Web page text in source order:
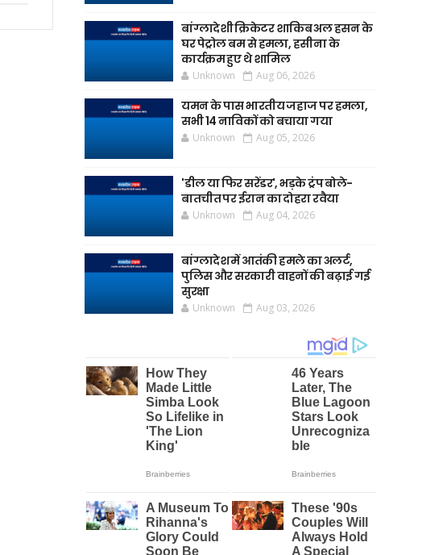
बांग्लादेशी क्रिकेटर शाकिब अल हसन के
घर पेट्रोल बम से हमला, हसीना के
कार्यक्रम हुए थे शामिल
Unknown Aug 06, 2026
यमन के पास भारतीय जहाज पर हमला,
सभी 14 नाविकों को बचाया गया
Unknown Aug 05, 2026
'डील या फिर सरेंडर', भड़के ट्रंप बोले-
बातचीत पर ईरान का दोहरा रवैया
Unknown Aug 04, 2026
बांग्लादेश में आतंकी हमले का अलर्ट,
पुलिस और सरकारी वाहनों की बढ़ाई गई
सुरक्षा
Unknown Aug 03, 2026